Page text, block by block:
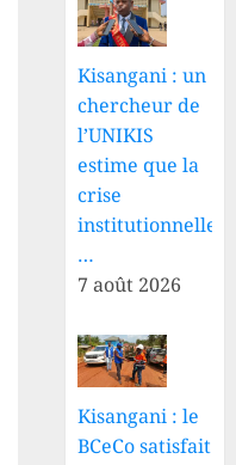
Kisangani : un
chercheur de
l’UNIKIS
estime que la
crise
institutionnelle
…
7 août 2026
Kisangani : le
BCeCo satisfait